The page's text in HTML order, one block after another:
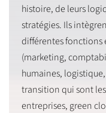
histoire, de leurs
stratégies. Ils
différentes fonctions
(marketing,
humaines,
transition qui sont
entreprises, green